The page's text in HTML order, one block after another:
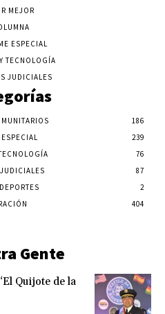
MEJOR
ESPECIAL
TECNOLOGÍA
JUDICIALES
186
239
76
87
2
404
Gente
Quijote de la